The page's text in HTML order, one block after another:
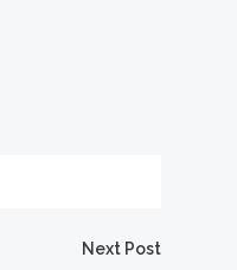
Next Post